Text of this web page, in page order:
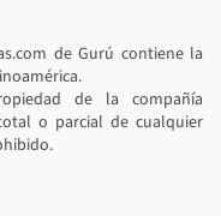
de Gurú contiene la
de la compañía
o parcial de cualquier